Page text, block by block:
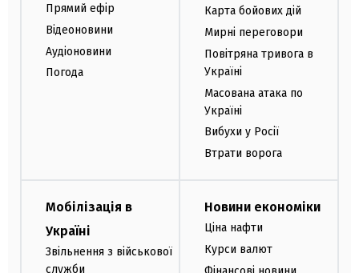
Прямий ефір
Відеоновини
Аудіоновини
Погода
Карта бойових дій
Мирні переговори
Повітряна тривога в
Україні
Масована атака по
Україні
Вибухи у Росії
Втрати ворога
Мобілізація в
Україні
Звільнення з військової
служби
Новини економіки
Ціна нафти
Курси валют